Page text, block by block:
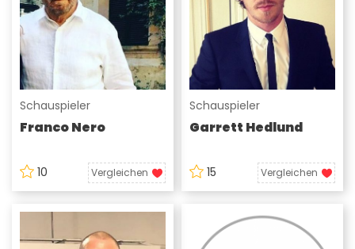
Schauspieler
Franco Nero
10 Vergleichen
Schauspieler
Garrett Hedlund
15 Vergleichen